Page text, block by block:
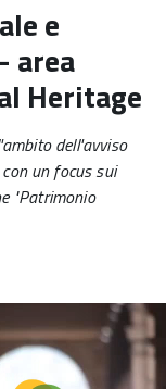
e
area
Heritage
dell'avviso
un focus sui
"Patrimonio